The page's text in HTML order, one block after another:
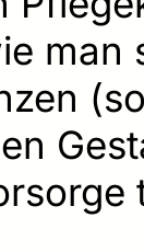
man